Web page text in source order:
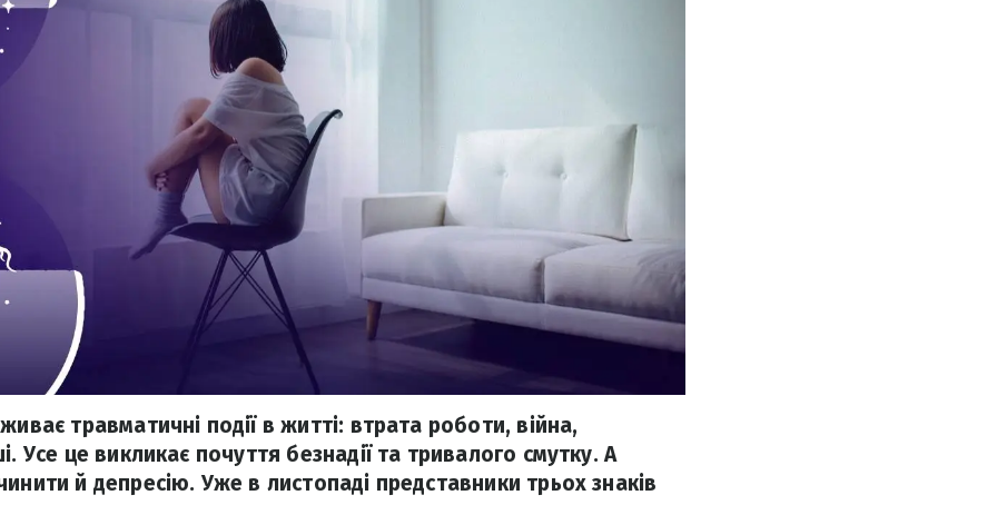
травматичні події в житті: втрата роботи, війна,
Усе це викликає почуття безнадії та тривалого смутку. А
й депресію. Уже в листопаді представники трьох знаків